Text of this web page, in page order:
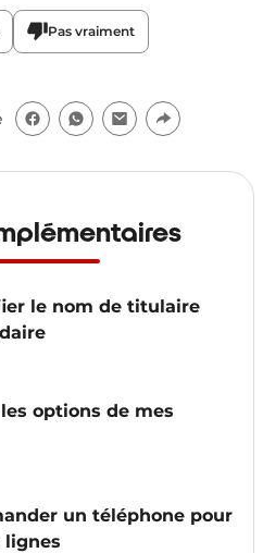
Pas vraiment
le nom de titulaire
options de mes
un téléphone pour
lignes